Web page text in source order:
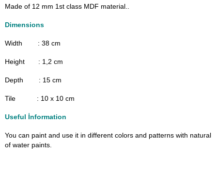
Made of 12 mm 1st class MDF material.
Dimensions
Width : 38 cm
Height : 1,2 cm
Depth : 15 cm
Tile : 10 x 10 cm
Useful İnformation
You can paint and use it in different colors and patterns with natural
of water paints.